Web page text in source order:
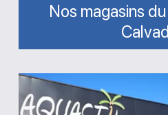
Nos magasins